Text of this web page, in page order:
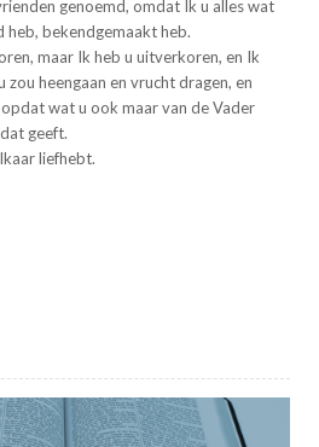
genoemd, omdat Ik u alles wat
heb, bekendgemaakt heb.
maar Ik heb u uitverkoren, en Ik
heengaan en vrucht dragen, en
wat u ook maar van de Vader
geeft.
liefhebt.